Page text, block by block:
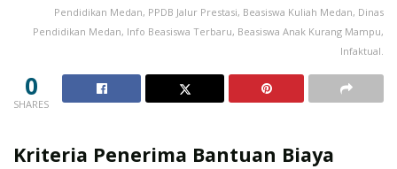
Pendidikan Medan, PPDB Jalur Prestasi, Beasiswa Kuliah Medan, Dinas
Pendidikan Medan, Info Beasiswa Terbaru, Beasiswa Anak Kurang Mampu,
Infaktual.
0
SHARES
Kriteria Penerima Bantuan Biaya